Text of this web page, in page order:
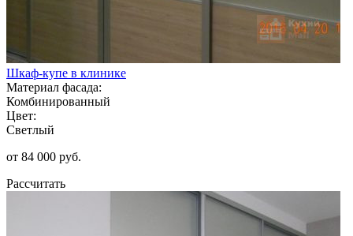
Шкаф-купе в клинике
Материал фасада:
Комбинированный
Цвет:
Светлый
от 84 000 руб.
Рассчитать